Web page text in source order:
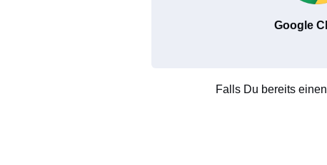
Google
Falls Du bereits